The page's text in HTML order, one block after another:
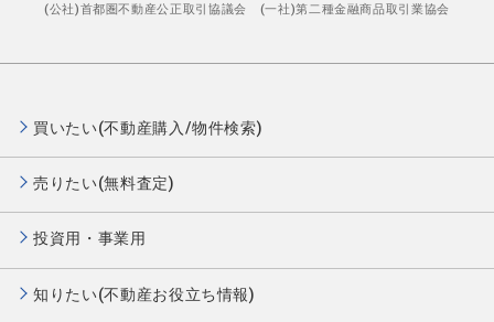
(公社)首都圏不動産公正取引協議会 (一社)第二種金融商品取引業協会
買いたい(不動産購入/物件検索)
売りたい(無料査定)
投資用・事業用
知りたい(不動産お役立ち情報)